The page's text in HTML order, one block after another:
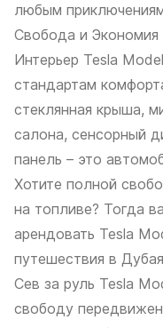
любым
Свобода и Экономия
Интерьер Tesla
стандартам
стеклянная крыша,
салона, сенсорный
панель – это
Хотите полной
на топливе? Тогда
арендовать Tesla
путешествия в
Сев за руль Tesla
свободу